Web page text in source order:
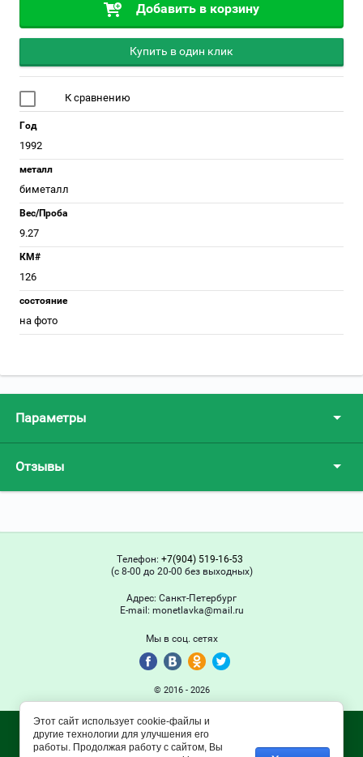
Добавить в корзину
Купить в один клик
К сравнению
Год
1992
металл
биметалл
Вес/Проба
9.27
КМ#
126
состояние
на фото
Параметры
Отзывы
Телефон: +7(904) 519-16-53
(с 8-00 до 20-00 без выходных)
Адрес: Санкт-Петербург
Е-mail: monetlavka@mail.ru
Мы в соц. сетях
© 2016 - 2026
Этот сайт использует cookie-файлы и
другие технологии для улучшения его
работы. Продолжая работу с сайтом, Вы